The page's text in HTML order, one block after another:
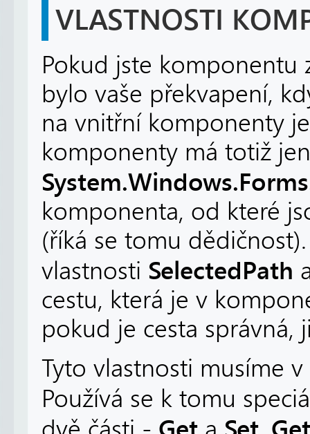
VLASTNOSTI
Pokud jste komponentu
bylo vaše překvapení,
na vnitřní komponenty
komponenty má totiž
komponenta, od které
(říká se tomu
vlastnosti SelectedPath
cestu, která je v
pokud je cesta správná,
Tyto vlastnosti musíme
Používá se k tomu